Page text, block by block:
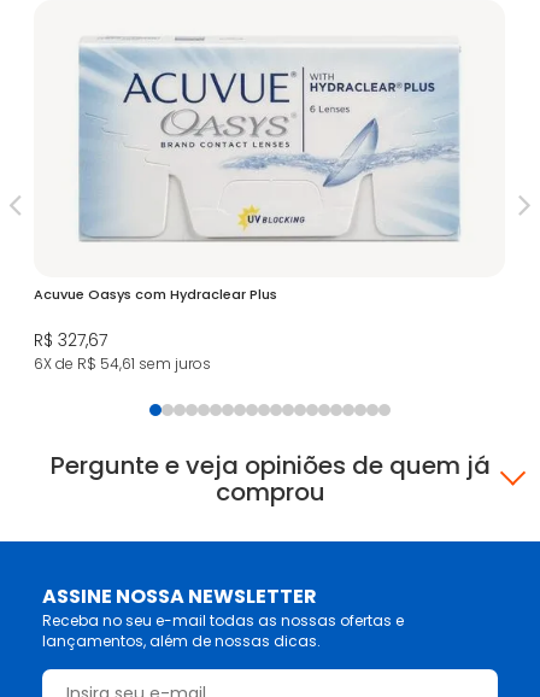
Acuvue Oasys com Hydraclear Plus
R$ 327,67
6X de R$ 54,61 sem juros
Pergunte e veja opiniões de quem já
comprou
ASSINE NOSSA NEWSLETTER
Receba no seu e-mail todas as nossas ofertas e
lançamentos, além de nossas dicas.